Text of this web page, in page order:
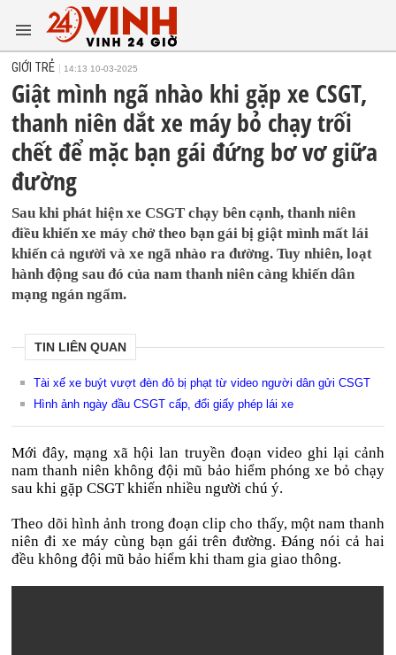
GIỚI TRẺ 14:13 10-03-2025
Giật mình ngã nhào khi gặp xe CSGT,
thanh niên dắt xe máy bỏ chạy trối
chết để mặc bạn gái đứng bơ vơ giữa
đường
Sau khi phát hiện xe CSGT chạy bên cạnh, thanh niên
điều khiển xe máy chở theo bạn gái bị giật mình mất lái
khiến cả người và xe ngã nhào ra đường. Tuy nhiên, loạt
hành động sau đó của nam thanh niên càng khiến dân
mạng ngán ngẩm.
TIN LIÊN QUAN
Tài xế xe buýt vượt đèn đỏ bị phạt từ video người dân gửi CSGT
Hình ảnh ngày đầu CSGT cấp, đổi giấy phép lái xe
Mới đây, mạng xã hội lan truyền đoạn video ghi lại cảnh
nam thanh niên không đội mũ bảo hiểm phóng xe bỏ chạy
sau khi gặp CSGT khiến nhiều người chú ý.
Theo dõi hình ảnh trong đoạn clip cho thấy, một nam thanh
niên đi xe máy cùng bạn gái trên đường. Đáng nói cả hai
đều không đội mũ bảo hiểm khi tham gia giao thông.